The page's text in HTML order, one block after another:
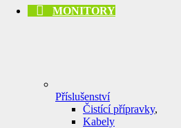
MONITORY
Příslušenství
Čistící přípravky,
Kabely